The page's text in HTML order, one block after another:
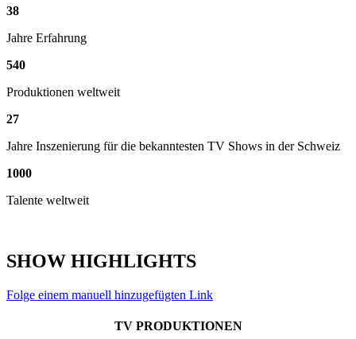
38
Jahre Erfahrung
540
Produktionen weltweit
27
Jahre Inszenierung für die bekanntesten TV Shows in der Schweiz
1000
Talente weltweit
SHOW HIGHLIGHTS
Folge einem manuell hinzugefügten Link
TV PRODUKTIONEN